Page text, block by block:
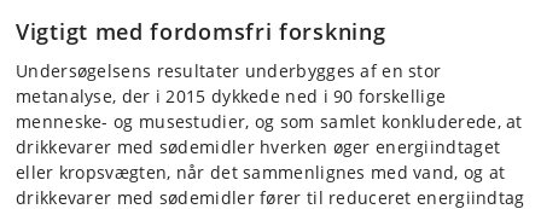
Vigtigt med fordomsfri forskning
Undersøgelsens resultater underbygges af en stor
metanalyse, der i 2015 dykkede ned i 90 forskellige
menneske- og musestudier, og som samlet konkluderede, at
drikkevarer med sødemidler hverken øger energiindtaget
eller kropsvægten, når det sammenlignes med vand, og at
drikkevarer med sødemidler fører til reduceret energiindtag